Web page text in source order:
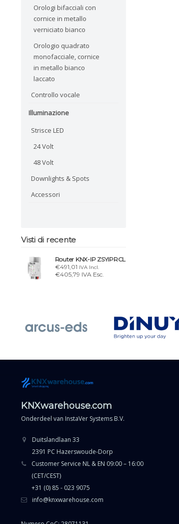
Orologi bifacciali con
cornice in metallo
verniciato bianco
Orologio quadrato
monofacciale, cornice
in metallo bianco
laccato
Controllo vocale
Illuminazione
Strisce LED
24 Volt
48 Volt
Downlights & Spots
Accessori
Visti di recente
Router KNX-IP ZSYIPRCL
€491,01 IVA Incl.
€405,79 IVA Esc.
KNXwarehouse.com
Onderdeel van InstaVer Systems B.V.
Duitslandlaan 33
2391 PC Hazerswoude-Dorp
Customer Service NL & EN 09:00 – 16:00
(CET/CEST)
+31 (0) 85 - 023 9075
info@knxwarehouse.com